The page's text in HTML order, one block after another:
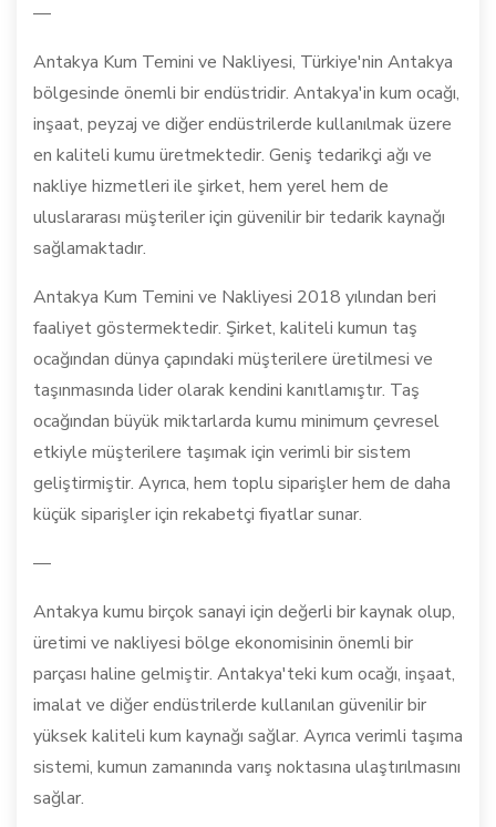
—
Antakya Kum Temini ve Nakliyesi, Türkiye'nin Antakya
bölgesinde önemli bir endüstridir. Antakya'in kum ocağı,
inşaat, peyzaj ve diğer endüstrilerde kullanılmak üzere
en kaliteli kumu üretmektedir. Geniş tedarikçi ağı ve
nakliye hizmetleri ile şirket, hem yerel hem de
uluslararası müşteriler için güvenilir bir tedarik kaynağı
sağlamaktadır.
Antakya Kum Temini ve Nakliyesi 2018 yılından beri
faaliyet göstermektedir. Şirket, kaliteli kumun taş
ocağından dünya çapındaki müşterilere üretilmesi ve
taşınmasında lider olarak kendini kanıtlamıştır. Taş
ocağından büyük miktarlarda kumu minimum çevresel
etkiyle müşterilere taşımak için verimli bir sistem
geliştirmiştir. Ayrıca, hem toplu siparişler hem de daha
küçük siparişler için rekabetçi fiyatlar sunar.
—
Antakya kumu birçok sanayi için değerli bir kaynak olup,
üretimi ve nakliyesi bölge ekonomisinin önemli bir
parçası haline gelmiştir. Antakya'teki kum ocağı, inşaat,
imalat ve diğer endüstrilerde kullanılan güvenilir bir
yüksek kaliteli kum kaynağı sağlar. Ayrıca verimli taşıma
sistemi, kumun zamanında varış noktasına ulaştırılmasını
sağlar.